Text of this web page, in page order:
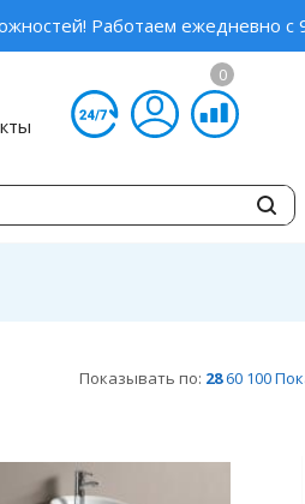
Работаем ежедневно с
0
Показывать по: 28 60 100